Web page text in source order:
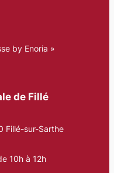
by Enoria »
de Fillé
Fillé-sur-Sarthe
10h à 12h